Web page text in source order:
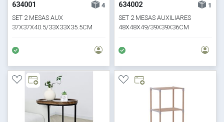
634001
4
SET 2 MESAS AUX
37X37X40.5/33X33X35.5CM
MADERA
634002
1
SET 2 MESAS AUXILIARES
48X48X49/39X39X36CM
MADERA